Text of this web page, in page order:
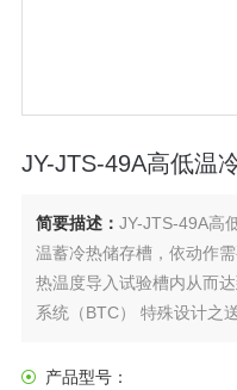
JY-JTS-49A高低温
简要描述： JY-JTS-49A高
温蓄冷热储存槽，依动作
热温度导入试验槽内从而
系统（BTC） 特殊设计之
产品型号：